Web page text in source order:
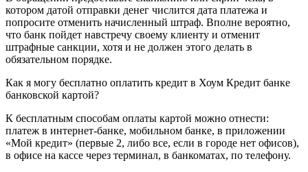
котором датой отправки денег числится дата платежа и
попросите отменить начисленный штраф. Вполне вероятно,
что банк пойдет навстречу своему клиенту и отменит
штрафные санкции, хотя и не должен этого делать в
обязательном порядке.
Как я могу бесплатно оплатить кредит в Хоум Кредит банке
банковской картой?
К бесплатным способам оплаты картой можно отнести:
платеж в интернет-банке, мобильном банке, в приложении
«Мой кредит» (первые 2, либо все, если в городе нет офисов),
в офисе на кассе через терминал, в банкоматах, по телефону.